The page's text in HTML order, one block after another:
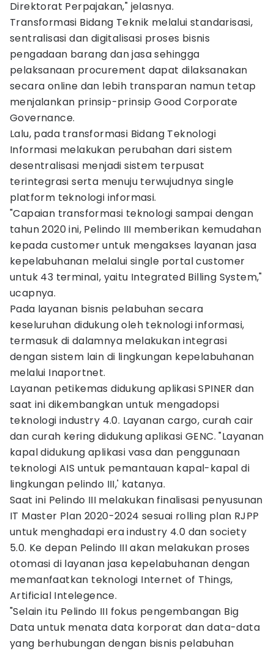
Direktorat Perpajakan," jelasnya.
Transformasi Bidang Teknik melalui standarisasi,
sentralisasi dan digitalisasi proses bisnis
pengadaan barang dan jasa sehingga
pelaksanaan procurement dapat dilaksanakan
secara online dan lebih transparan namun tetap
menjalankan prinsip-prinsip Good Corporate
Governance.
Lalu, pada transformasi Bidang Teknologi
Informasi melakukan perubahan dari sistem
desentralisasi menjadi sistem terpusat
terintegrasi serta menuju terwujudnya single
platform teknologi informasi.
"Capaian transformasi teknologi sampai dengan
tahun 2020 ini, Pelindo III memberikan kemudahan
kepada customer untuk mengakses layanan jasa
kepelabuhanan melalui single portal customer
untuk 43 terminal, yaitu Integrated Billing System,"
ucapnya.
Pada layanan bisnis pelabuhan secara
keseluruhan didukung oleh teknologi informasi,
termasuk di dalamnya melakukan integrasi
dengan sistem lain di lingkungan kepelabuhanan
melalui Inaportnet.
Layanan petikemas didukung aplikasi SPINER dan
saat ini dikembangkan untuk mengadopsi
teknologi industry 4.0. Layanan cargo, curah cair
dan curah kering didukung aplikasi GENC. "Layanan
kapal didukung aplikasi vasa dan penggunaan
teknologi AIS untuk pemantauan kapal-kapal di
lingkungan pelindo III,' katanya.
Saat ini Pelindo III melakukan finalisasi penyusunan
IT Master Plan 2020-2024 sesuai rolling plan RJPP
untuk menghadapi era industry 4.0 dan society
5.0. Ke depan Pelindo III akan melakukan proses
otomasi di layanan jasa kepelabuhanan dengan
memanfaatkan teknologi Internet of Things,
Artificial Intelegence.
"Selain itu Pelindo III fokus pengembangan Big
Data untuk menata data korporat dan data-data
yang berhubungan dengan bisnis pelabuhan